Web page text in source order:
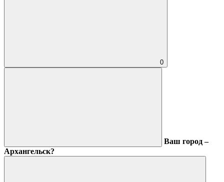
0
Ваш город –
Архангельск?